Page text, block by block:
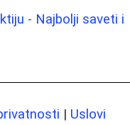
- Najbolji saveti i
| Uslovi